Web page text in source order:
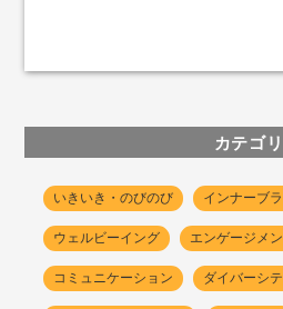
カテゴリ
いきいき・のびのび インナーブ
ウェルビーイング エンゲージメン
コミュニケーション ダイバーシ